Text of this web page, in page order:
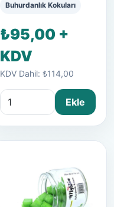
Buhurdanlık Kokuları
₺95,00 +
KDV
KDV Dahil: ₺114,00
Ekle